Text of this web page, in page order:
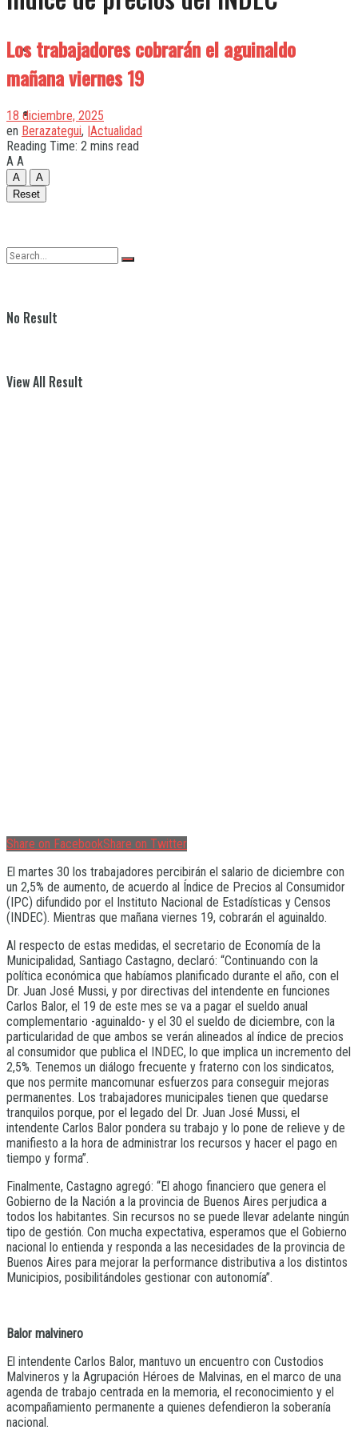
Quilmes
Varela
No Result
View All Result
Los trabajadores cobrarán el aguinaldo
mañana viernes 19
18 diciembre, 2025
en Berazategui, |Actualidad
Reading Time: 2 mins read
A A
A
A
Reset
Share on FacebookShare on Twitter
El martes 30 los trabajadores percibirán el salario de diciembre con
un 2,5% de aumento, de acuerdo al Índice de Precios al Consumidor
(IPC) difundido por el Instituto Nacional de Estadísticas y Censos
(INDEC). Mientras que mañana viernes 19, cobrarán el aguinaldo.
Al respecto de estas medidas, el secretario de Economía de la
Municipalidad, Santiago Castagno, declaró: “Continuando con la
política económica que habíamos planificado durante el año, con el
Dr. Juan José Mussi, y por directivas del intendente en funciones
Carlos Balor, el 19 de este mes se va a pagar el sueldo anual
complementario -aguinaldo- y el 30 el sueldo de diciembre, con la
particularidad de que ambos se verán alineados al índice de precios
al consumidor que publica el INDEC, lo que implica un incremento del
2,5%. Tenemos un diálogo frecuente y fraterno con los sindicatos,
que nos permite mancomunar esfuerzos para conseguir mejoras
permanentes. Los trabajadores municipales tienen que quedarse
tranquilos porque, por el legado del Dr. Juan José Mussi, el
intendente Carlos Balor pondera su trabajo y lo pone de relieve y de
manifiesto a la hora de administrar los recursos y hacer el pago en
tiempo y forma”.
Finalmente, Castagno agregó: “El ahogo financiero que genera el
Gobierno de la Nación a la provincia de Buenos Aires perjudica a
todos los habitantes. Sin recursos no se puede llevar adelante ningún
tipo de gestión. Con mucha expectativa, esperamos que el Gobierno
nacional lo entienda y responda a las necesidades de la provincia de
Buenos Aires para mejorar la performance distributiva a los distintos
Municipios, posibilitándoles gestionar con autonomía”.
Balor malvinero
El intendente Carlos Balor, mantuvo un encuentro con Custodios
Malvineros y la Agrupación Héroes de Malvinas, en el marco de una
agenda de trabajo centrada en la memoria, el reconocimiento y el
acompañamiento permanente a quienes defendieron la soberanía
nacional.